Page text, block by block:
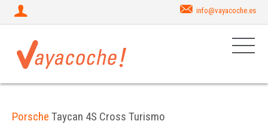
info@vayacoche.es
Porsche Taycan 4S Cross Turismo